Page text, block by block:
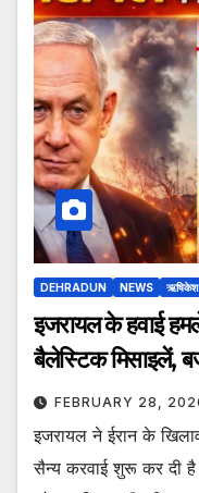
DEHRADUN NEWS ऋषिकेश
इजरायल के हवाई
बैलेस्टिक मिसाइलें,
FEBRUARY 28,
इजरायल ने ईरान के
सैन्य करवाई शुरू कर दी है